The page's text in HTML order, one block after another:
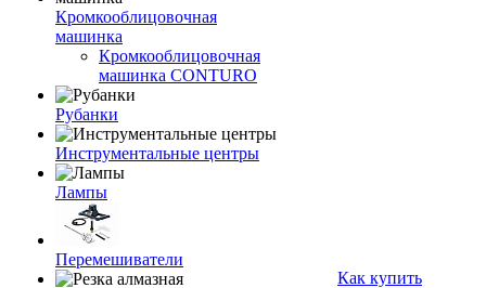
Кромкооблицовочная
машинка
Кромкооблицовочная
машинка CONTURO
Рубанки
Инструментальные центры
Лампы
Перемешиватели
Как купить